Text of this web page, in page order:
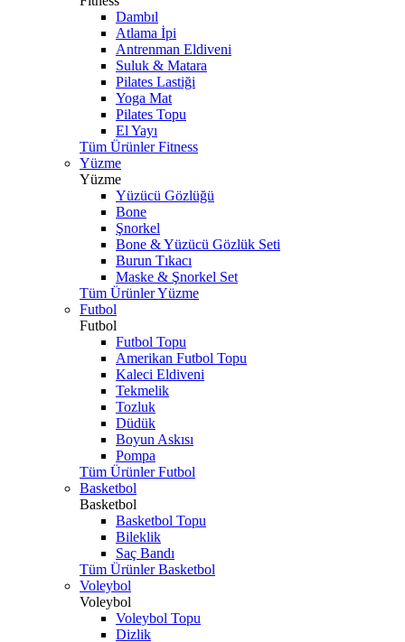
Dambıl
Atlama İpi
Antrenman Eldiveni
Suluk & Matara
Pilates Lastiği
Yoga Mat
Pilates Topu
El Yayı
Tüm Ürünler Fitness
Yüzme
Yüzme
Yüzücü Gözlüğü
Bone
Şnorkel
Bone & Yüzücü Gözlük Seti
Burun Tıkacı
Maske & Şnorkel Set
Tüm Ürünler Yüzme
Futbol
Futbol
Futbol Topu
Amerikan Futbol Topu
Kaleci Eldiveni
Tekmelik
Tozluk
Düdük
Boyun Askısı
Pompa
Tüm Ürünler Futbol
Basketbol
Basketbol
Basketbol Topu
Bileklik
Saç Bandı
Tüm Ürünler Basketbol
Voleybol
Voleybol
Voleybol Topu
Dizlik